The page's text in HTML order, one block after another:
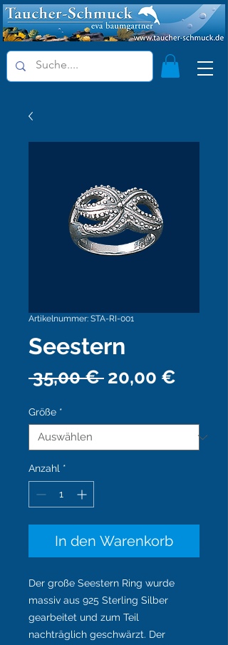
Artikelnummer: STA-RI-001
Seestern
35,00 € Standardpreis
20,00 €
Größe *
Anzahl *
In den Warenkorb
Der große Seestern Ring wurde
massiv aus 925 Sterling Silber
gearbeitet und zum Teil
nachträglich geschwärzt. Der